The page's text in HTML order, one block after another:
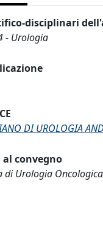
disciplinari
- Urologia
DI UROLOGIA
convegno
di Urologia Oncologica